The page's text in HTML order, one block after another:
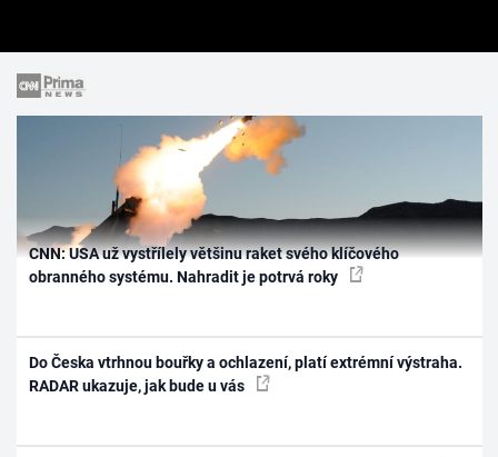
CNN: USA už vystřílely většinu raket svého klíčového
obranného systému. Nahradit je potrvá roky
Do Česka vtrhnou bouřky a ochlazení, platí extrémní výstraha.
RADAR ukazuje, jak bude u vás